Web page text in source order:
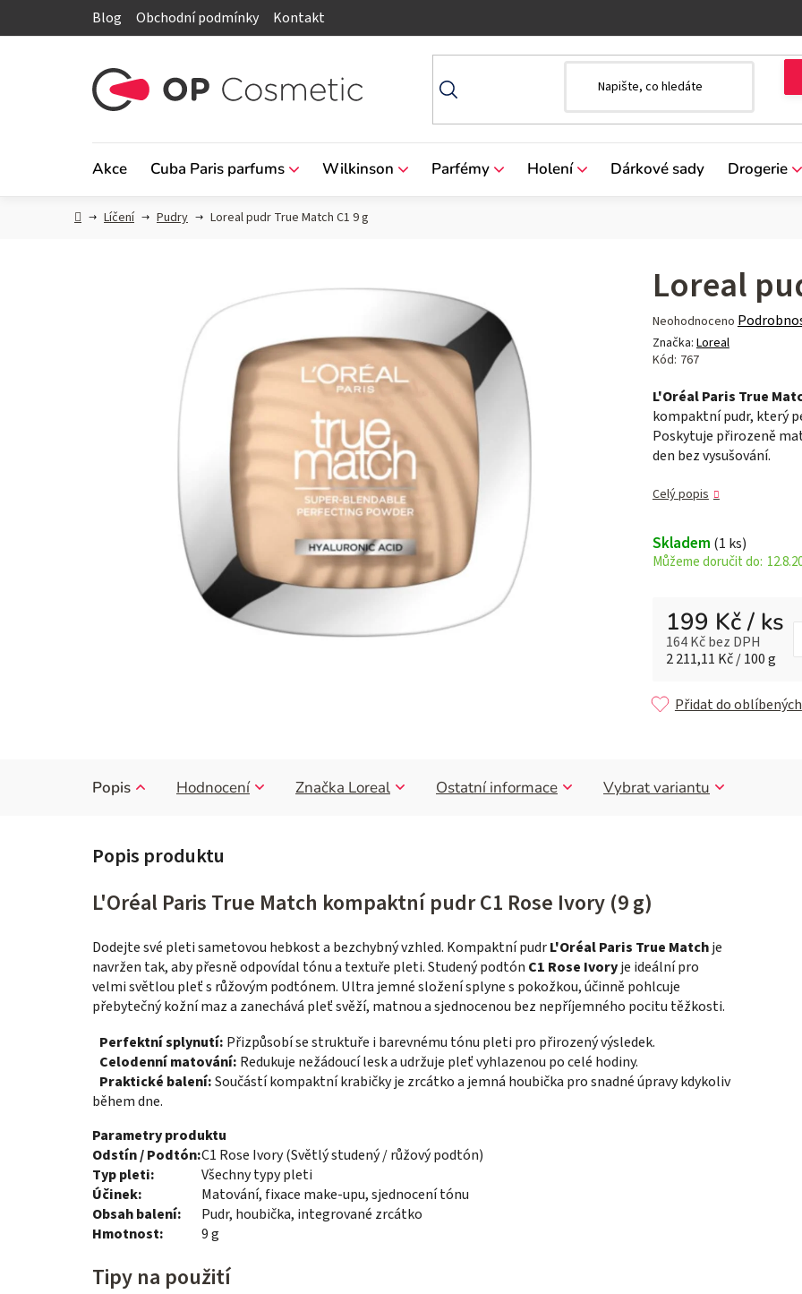
Blog Obchodní podmínky Kontakt
Akce Cuba Paris parfums Wilkinson Parfémy Holení Dárkové sady Drogerie
DomůLíčení Pudry Loreal pudr True Match C1 9 g
Loreal
Průměrné
hodnocení
produktu
0,0
z 5
hvězdiček.
Neohodnoceno
Značka: Loreal
Kód: 767
L'Oréal Paris True
kompaktní pudr, který
Poskytuje přirozeně
den bez vysušování.
Celý popis
Skladem (1 ks)
199 Kč/ ks
164 Kč bez DPH
Měrná cena:
2 211,11 Kč / 100 g
Přidat do oblíbených
Popis Hodnocení Značka Loreal Ostatní informace Vybrat variantu
L'Oréal Paris True Match kompaktní pudr C1 Rose Ivory (9 g)
Dodejte své pleti sametovou hebkost a bezchybný vzhled. Kompaktní pudrL'Oréal Paris True Matchje
navržen tak, aby přesně odpovídal tónu a textuře pleti. Studený podtón C1 Rose Ivoryje ideální pro
velmi světlou pleť s růžovým podtónem. Ultra jemné složení splyne s pokožkou, účinně pohlcuje
přebytečný kožní maz a zanechává pleť svěží, matnou a sjednocenou bez nepříjemného pocitu těžkosti.
Perfektní splynutí: Přizpůsobí se struktuře i barevnému tónu pleti pro přirozený výsledek.
Celodenní matování: Redukuje nežádoucí lesk a udržuje pleť vyhlazenou po celé hodiny.
Praktické balení:Součástí kompaktní krabičky je zrcátko a jemná houbička pro snadné úpravy kdykoliv
během dne.
Parametry produktu
Odstín / Podtón:C1 Rose Ivory (Světlý studený / růžový podtón)
Typ pleti:
Všechny typy pleti
Účinek:
Matování, fixace make-upu, sjednocení tónu
Obsah balení:
Pudr, houbička, integrované zrcátko
Hmotnost:
9 g
Tipy na použití